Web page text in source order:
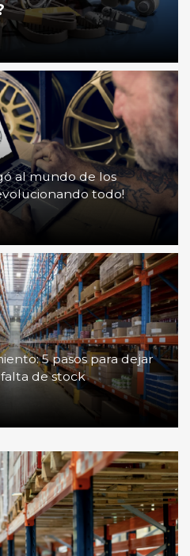
al mundo de los
todo!
5 pasos para dejar
de stock